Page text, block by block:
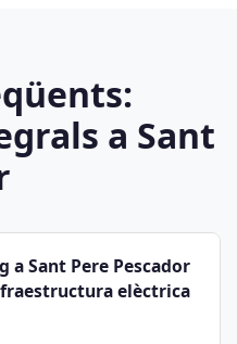
a Sant
a Sant Pere Pescador
elèctrica